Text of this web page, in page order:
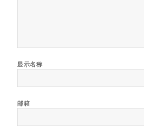
显示名称
邮箱